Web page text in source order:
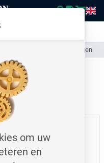
kosten en verzendstatus
Slangkoppelingen
38 mm
/ RVS
om uw
en